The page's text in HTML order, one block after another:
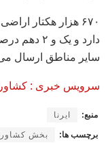
۶۷۰ هزار هکتار
دارد و یک
سایر مناطق ارسال
سرویس خبری :
منبع: ایرنا
برچسب ها: بخش